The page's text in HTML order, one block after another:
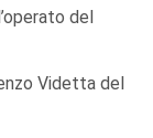
del
Videtta del